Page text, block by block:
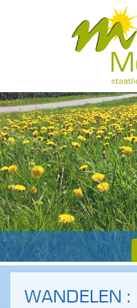
WANDELEN :